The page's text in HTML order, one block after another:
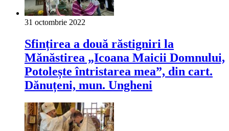
31 octombrie 2022
Sfințirea a două răstigniri la
Mănăstirea „Icoana Maicii Domnului,
Potolește întristarea mea”, din cart.
Dănuțeni, mun. Ungheni